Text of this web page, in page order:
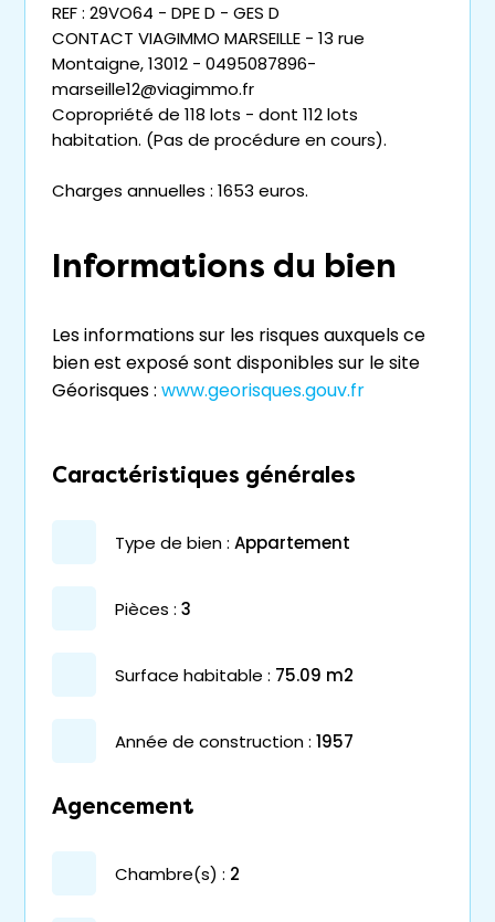
REF : 29VO64 - DPE D - GES D
CONTACT VIAGIMMO MARSEILLE - 13 rue
Montaigne, 13012 - 0495087896-
marseille12@viagimmo.fr
Copropriété de 118 lots - dont 112 lots
habitation. (Pas de procédure en cours).
Charges annuelles : 1653 euros.
Informations du bien
Les informations sur les risques auxquels ce
bien est exposé sont disponibles sur le site
Géorisques : www.georisques.gouv.fr
Caractéristiques générales
type de bien : appartement
pièces : 3
surface habitable : 75.09 m2
année de construction : 1957
Agencement
chambre(s) : 2